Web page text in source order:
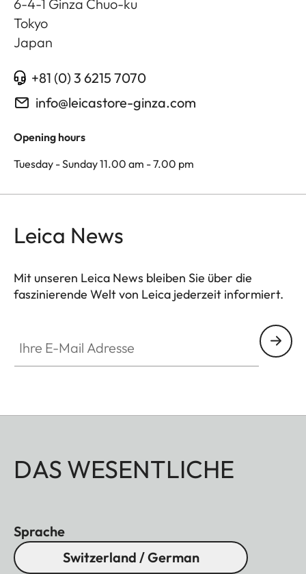
6-4-1 Ginza Chuo-ku
Tokyo
Japan
+81 (0) 3 6215 7070
info@leicastore-ginza.com
Opening hours
Tuesday - Sunday 11.00 am - 7.00 pm
Leica News
Mit unseren Leica News bleiben Sie über die
faszinierende Welt von Leica jederzeit informiert.
DAS WESENTLICHE
Sprache
Switzerland / German